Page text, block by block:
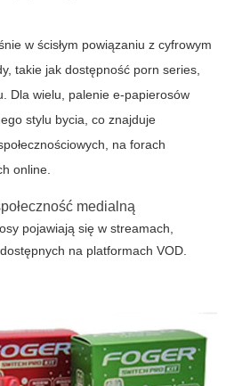
w ścisłym powiązaniu z cyfrowym
takie jak dostępność porn series,
Dla wielu, palenie e-papierosów
stylu bycia, co znajduje
na forach
online.
medialną
pojawiają się w streamach,
na platformach VOD.